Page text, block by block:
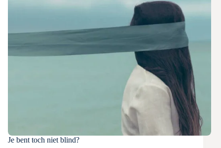
Je bent toch niet blind?